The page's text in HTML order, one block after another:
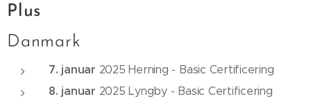
Plus
Danmark
7. januar 2025 Herning - Basic Certificering
8. januar 2025 Lyngby - Basic Certificering